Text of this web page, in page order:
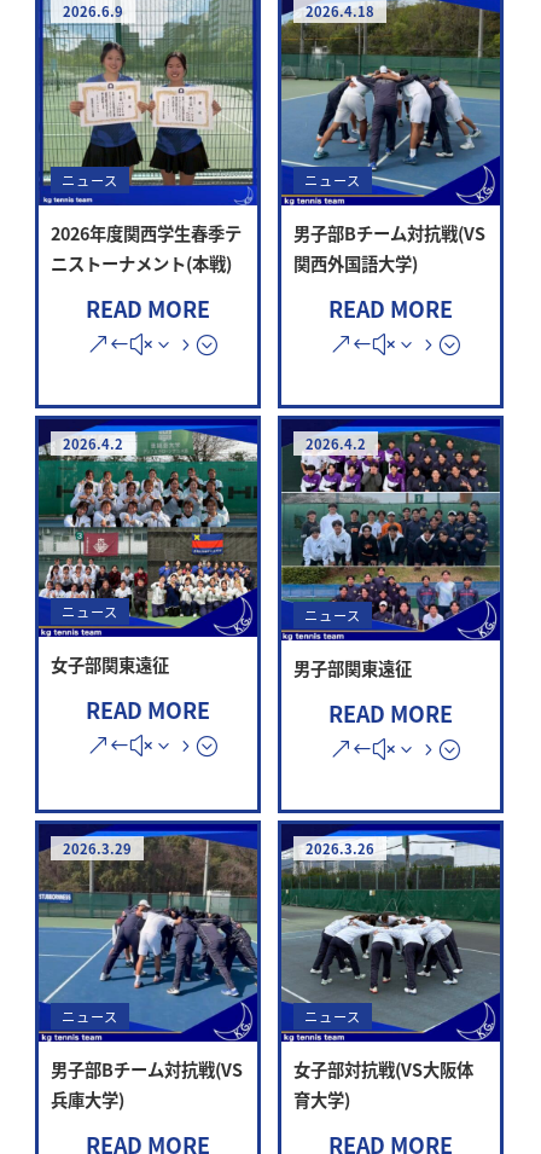
2026.6.9
ニュース
2026年度関西学生春季テ
ニストーナメント(本戦)
READ MORE
2026.4.18
ニュース
男子部Bチーム対抗戦(VS
関西外国語大学)
READ MORE
2026.4.2
ニュース
女子部関東遠征
READ MORE
2026.4.2
ニュース
男子部関東遠征
READ MORE
2026.3.29
ニュース
男子部Bチーム対抗戦(VS
兵庫大学)
READ MORE
2026.3.26
ニュース
女子部対抗戦(VS大阪体
育大学)
READ MORE